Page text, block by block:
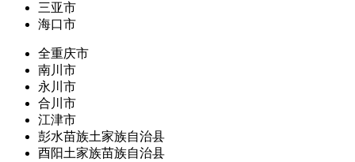
三亚市
海口市
全重庆市
南川市
永川市
合川市
江津市
彭水苗族土家族自治县
酉阳土家族苗族自治县